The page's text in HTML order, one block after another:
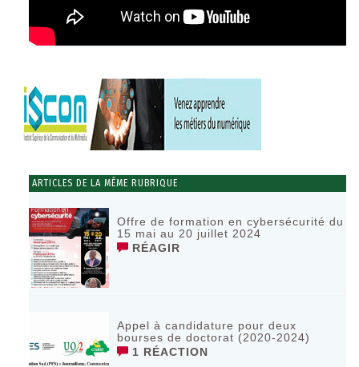
ARTICLES DE LA MÊME RUBRIQUE
Offre de formation en cybersécurité du
15 mai au 20 juillet 2024
RÉAGIR
Appel à candidature pour deux
bourses de doctorat (2020-2024)
1 RÉACTION